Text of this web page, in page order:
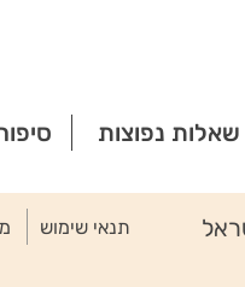
שאלות נפוצות
תנאי שימוש